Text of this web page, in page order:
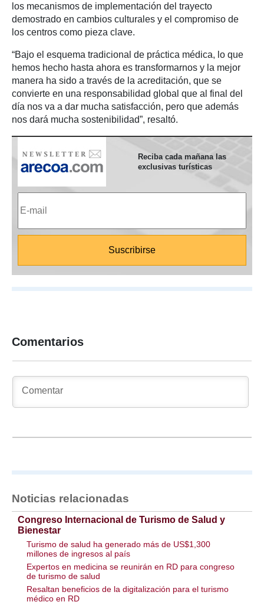
los mecanismos de implementación del trayecto
demostrado en cambios culturales y el compromiso de
los centros como pieza clave.
“Bajo el esquema tradicional de práctica médica, lo que
hemos hecho hasta ahora es transformarnos y la mejor
manera ha sido a través de la acreditación, que se
convierte en una responsabilidad global que al final del
día nos va a dar mucha satisfacción, pero que además
nos dará mucha sostenibilidad”, resaltó.
Reciba cada mañana las
exclusivas turísticas
Comentarios
Noticias relacionadas
Congreso Internacional de Turismo de Salud y
Bienestar
Turismo de salud ha generado más de US$1,300
millones de ingresos al país
Expertos en medicina se reunirán en RD para congreso
de turismo de salud
Resaltan beneficios de la digitalización para el turismo
médico en RD